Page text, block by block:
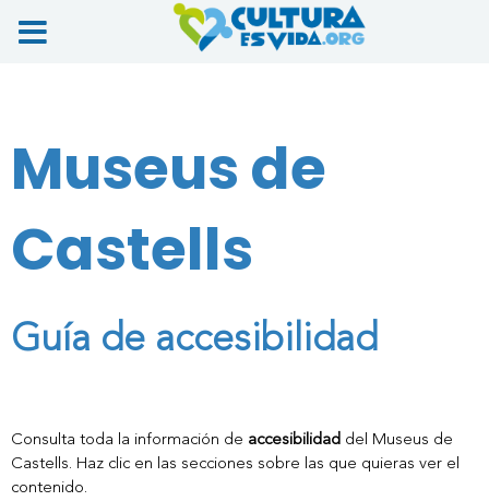
Museus de
Castells
Guía de accesibilidad
Consulta toda la información de accesibilidad del Museus de
Castells. Haz clic en las secciones sobre las que quieras ver el
contenido.